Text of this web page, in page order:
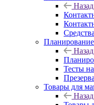
Назад
Назад
Тесты
Товары для
Назад